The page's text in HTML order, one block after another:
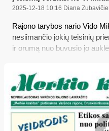
2025-12-18 10:16 Diana
Rajono tarybos nario Vido
nesiimančio jokių teisinių
ir orumą nuo buvusio jo
etikos požiūriu dar kartą
komisija, gavusi pakartotinį
Mikalausko auklėtinis
prašymu išaiškinti - kaip
įrodyti savo tiesą teisme,
dėl suėjusio senaties